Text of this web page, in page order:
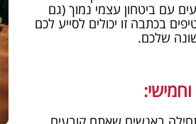
עם ביטחון עצמי נמוך (גם
בכתבה זו יכולים לסייע לכם
שלכם.